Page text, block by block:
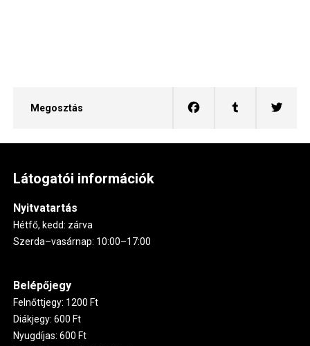
Megosztás
Látogatói információk
Nyitvatartás
Hétfő, kedd: zárva
Szerda–vasárnap: 10:00–17:00
Belépőjegy
Felnőttjegy: 1200 Ft
Diákjegy: 600 Ft
Nyugdíjas: 600 Ft